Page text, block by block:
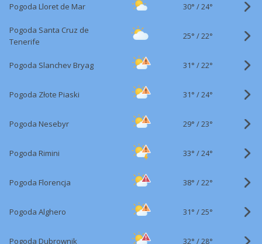
Pogoda Lloret de Mar 30° /24°
Pogoda Santa Cruz de
Tenerife
25° /22°
Pogoda Slanchev Bryag 31° /22°
Pogoda Złote Piaski 31° /24°
Pogoda Nesebyr 29° /23°
Pogoda Rimini 33° /24°
Pogoda Florencja 38° /22°
Pogoda Alghero 31° /25°
Pogoda Dubrownik 32° /28°